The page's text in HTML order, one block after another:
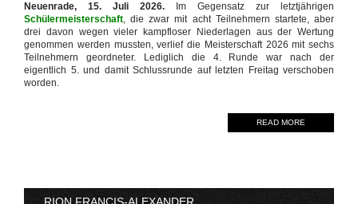
Neuenrade, 15. Juli 2026. Im Gegensatz zur letztjährigen
Schülermeisterschaft, die zwar mit acht Teilnehmern startete, aber
drei davon wegen vieler kampfloser Niederlagen aus der Wertung
genommen werden mussten, verlief die Meisterschaft 2026 mit sechs
Teilnehmern geordneter. Lediglich die 4. Runde war nach der
eigentlich 5. und damit Schlussrunde auf letzten Freitag verschoben
worden.
READ MORE